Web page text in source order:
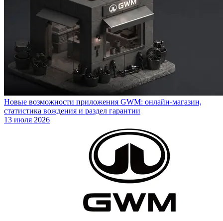
Новые возможности приложения GWM: онлайн-магазин,
статистика вождения и раздел гарантии
13 июля 2026